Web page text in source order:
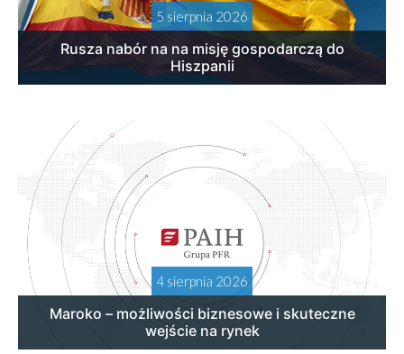
5 sierpnia 2026
Rusza nabór na na misję gospodarczą do
Hiszpanii
4 sierpnia 2026
Maroko – możliwości biznesowe i skuteczne
wejście na rynek